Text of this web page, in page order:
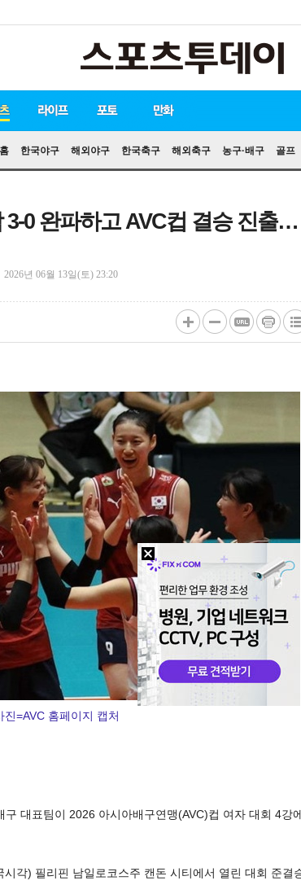
한국야구 해외야구 한국축구 해외축구 농구·배구 골프
라이프 포토
만화
방
손
유
3-0 완파하고 AVC컵 결승 진출…
2026년 06월 13일(토) 23:20
진=AVC 홈페이지 캡처
대표팀이 2026 아시아배구연맹(AVC)컵 여자 대회 4강
각) 필리핀 남일로코스주 캔돈 시티에서 열린 대회 준결